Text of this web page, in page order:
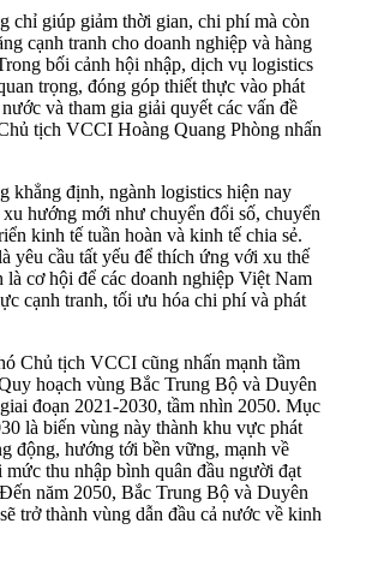
chỉ giúp giảm thời gian, chi phí mà còn
cạnh tranh cho doanh nghiệp và hàng
bối cảnh hội nhập, dịch vụ logistics
trọng, đóng góp thiết thực vào phát
và tham gia giải quyết các vấn đề
tịch VCCI Hoàng Quang Phòng nhấn
khẳng định, ngành logistics hiện nay
hướng mới như chuyển đổi số, chuyển
kinh tế tuần hoàn và kinh tế chia sẻ.
yêu cầu tất yếu để thích ứng với xu thế
là cơ hội để các doanh nghiệp Việt Nam
cạnh tranh, tối ưu hóa chi phí và phát
Chủ tịch VCCI cũng nhấn mạnh tầm
hoạch vùng Bắc Trung Bộ và Duyên
đoạn 2021-2030, tầm nhìn 2050. Mục
là biến vùng này thành khu vực phát
động, hướng tới bền vững, mạnh về
thu nhập bình quân đầu người đạt
năm 2050, Bắc Trung Bộ và Duyên
trở thành vùng dẫn đầu cả nước về kinh